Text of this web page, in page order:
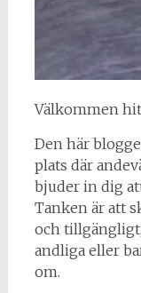
Välkommen
Den här
plats där
bjuder in dig
Tanken är att
och
andliga eller
om.